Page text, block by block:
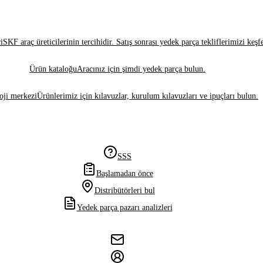
SKF araç üreticilerinin tercihidir. Satış sonrası yedek parça tekliflerimizi
Ürün kataloğuAracınız için şimdi yedek parça bulun.
merkeziÜrünlerimiz için kılavuzlar, kurulum kılavuzları ve ipuçları bulun.
SSS
Başlamadan önce
Distribütörleri bul
Yedek parça pazarı analizleri